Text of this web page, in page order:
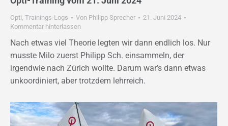
Opti Trainings-Logs Von Philipp Sprecher
21. Juni 2024
Kommentar hinterlassen
Nach etwas viel Theorie legten wir dann endlich los. Nur
musste Milo zuerst Philipp Sch. einsammeln, der
irgendwie nach Zürich wollte. Darum war’s dann etwas
unkoordiniert, aber trotzdem lehrreich.